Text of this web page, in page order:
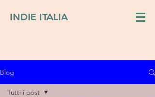
INDIE ITALIA
Blog
Tutti i post